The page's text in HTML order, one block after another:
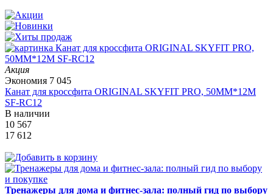
Акция
Экономия 7 045
Канат для кроссфита ORIGINAL SKYFIT PRO, 50MM*12M
SF-RС12
В наличии
10 567
17 612
Тренажеры для дома и фитнес-зала: полный гид по выбору